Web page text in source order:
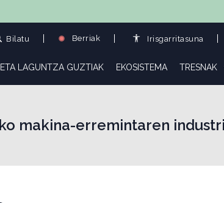
Bilatu Berriak Irisgarritasuna
ETA LAGUNTZA GUZTIAK EKOSISTEMA TRESNAK
makina-erremintaren